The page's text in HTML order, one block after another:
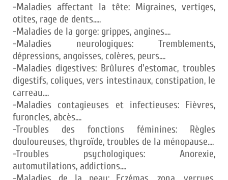
-Maladies affectant la tête: Migraines, vertiges,
otites, rage de dents.....
-Maladies de la gorge: grippes, angines....
-Maladies neurologiques: Tremblements,
dépressions, angoisses, colères, peurs....
-Maladies digestives: Brûlures d'estomac, troubles
digestifs, coliques, vers intestinaux, constipation, le
carreau....
-Maladies contagieuses et infectieuses: Fièvres,
furoncles, abcès....
-Troubles des fonctions féminines: Règles
douloureuses, thyroïde, troubles de la ménopause....
-Troubles psychologiques: Anorexie,
automutilations, addictions....